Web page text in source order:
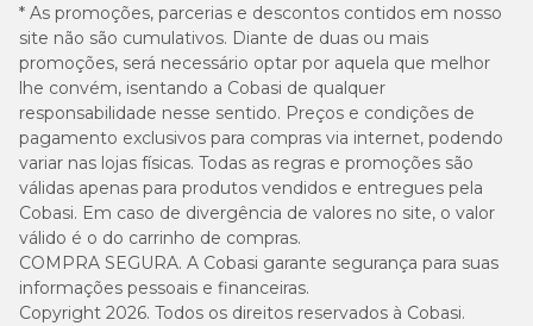
* As promoções, parcerias e descontos contidos em nosso
site não são cumulativos. Diante de duas ou mais
promoções, será necessário optar por aquela que melhor
lhe convém, isentando a Cobasi de qualquer
responsabilidade nesse sentido. Preços e condições de
pagamento exclusivos para compras via internet, podendo
variar nas lojas físicas. Todas as regras e promoções são
válidas apenas para produtos vendidos e entregues pela
Cobasi. Em caso de divergência de valores no site, o valor
válido é o do carrinho de compras.
COMPRA SEGURA. A Cobasi garante segurança para suas
informações pessoais e financeiras.
Copyright 2026. Todos os direitos reservados à Cobasi.